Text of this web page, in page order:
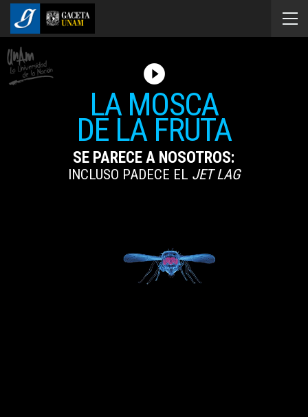
LA MOSCA
DE LA FRUTA
INCLUSO PADECE EL JET LAG
SE PARECE A NOSOTROS:
play_circle_filled